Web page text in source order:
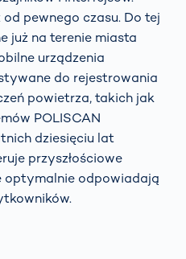
pewnego czasu. Do tej
już na terenie miasta
urządzenia
do rejestrowania
powietrza, takich jak
POLISCAN
dziesięciu lat
przyszłościowe
optymalnie odpowiadają